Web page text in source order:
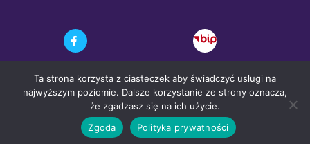
© 2021 Przedszkole Publiczne nr. 14 w Tarnowie
Ta strona korzysta z ciasteczek aby świadczyć usługi na
najwyższym poziomie. Dalsze korzystanie ze strony oznacza,
że zgadzasz się na ich użycie.
Zgoda
Polityka prywatności